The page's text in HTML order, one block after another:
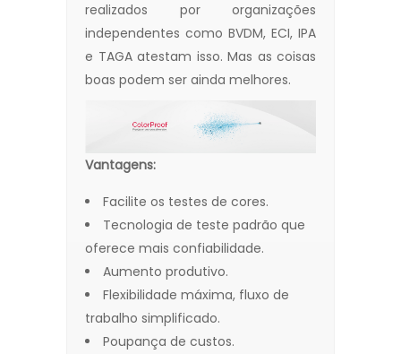
realizados por organizações
independentes como BVDM, ECI, IPA
e TAGA atestam isso. Mas as coisas
boas podem ser ainda melhores.
Vantagens:
Facilite os testes de cores.
Tecnologia de teste padrão que
oferece mais confiabilidade.
Aumento produtivo.
Flexibilidade máxima, fluxo de
trabalho simplificado.
Poupança de custos.